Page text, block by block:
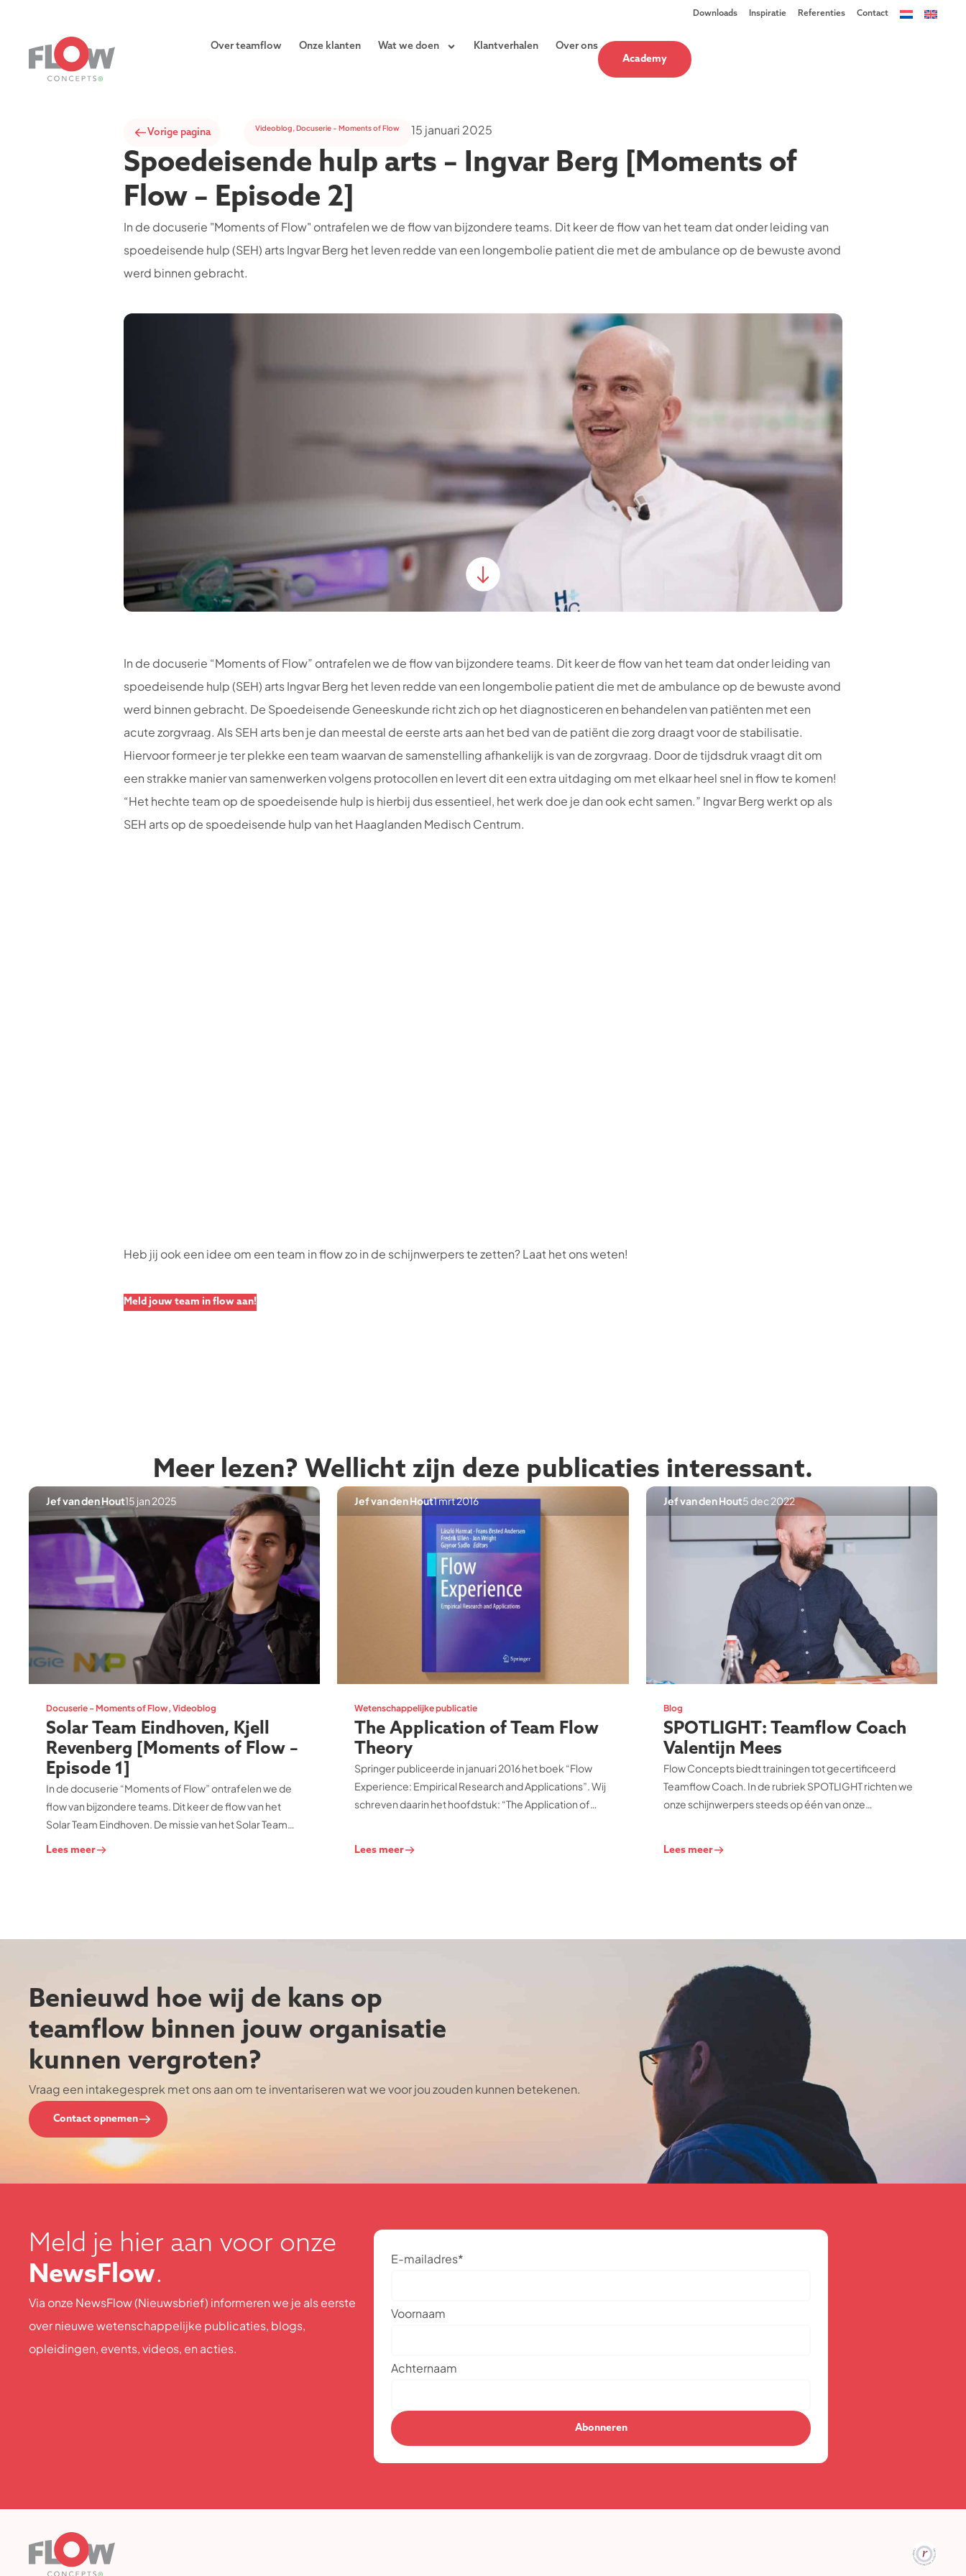
Downloads Inspiratie Referenties Contact
Over teamflow Onze klanten Wat we doen Klantverhalen
Over ons
Academy
Vorige pagina Videoblog, Docuserie - Moments of Flow 15 januari 2025
Spoedeisende hulp arts – Ingvar Berg [Moments of
Flow – Episode 2]
In de docuserie "Moments of Flow" ontrafelen we de flow van bijzondere teams. Dit keer de flow van het team dat onder leiding van
spoedeisende hulp (SEH) arts Ingvar Berg het leven redde van een longembolie patient die met de ambulance op de bewuste avond
werd binnen gebracht.
In de docuserie “Moments of Flow” ontrafelen we de flow van bijzondere teams. Dit keer de flow van het team dat onder leiding van
spoedeisende hulp (SEH) arts Ingvar Berg het leven redde van een longembolie patient die met de ambulance op de bewuste avond
werd binnen gebracht. De Spoedeisende Geneeskunde richt zich op het diagnosticeren en behandelen van patiënten met een
acute zorgvraag. Als SEH arts ben je dan meestal de eerste arts aan het bed van de patiënt die zorg draagt voor de stabilisatie.
Hiervoor formeer je ter plekke een team waarvan de samenstelling afhankelijk is van de zorgvraag. Door de tijdsdruk vraagt dit om
een strakke manier van samenwerken volgens protocollen en levert dit een extra uitdaging om met elkaar heel snel in flow te komen!
“Het hechte team op de spoedeisende hulp is hierbij dus essentieel, het werk doe je dan ook echt samen.” Ingvar Berg werkt op als
SEH arts op de spoedeisende hulp van het Haaglanden Medisch Centrum.
Heb jij ook een idee om een team in flow zo in de schijnwerpers te zetten? Laat het ons weten!
Meld jouw team in flow aan!
Meer lezen? Wellicht zijn deze publicaties interessant.
Jef van den Hout15 jan 2025
Docuserie - Moments of Flow, Videoblog
Solar Team Eindhoven, Kjell
Revenberg [Moments of Flow –
Episode 1]
In de docuserie “Moments of Flow” ontrafelen we de
flow van bijzondere teams. Dit keer de flow van het
Solar Team Eindhoven. De missie van het Solar Team
Lees meer
Jef van den Hout1 mrt 2016
Wetenschappelijke publicatie
The Application of Team Flow
Theory
Springer publiceerde in januari 2016 het boek “Flow
Experience: Empirical Research and Applications”. Wij
schreven daarin het hoofdstuk: “The Application of
Lees meer
Jef van den Hout5 dec 2022
Blog
SPOTLIGHT: Teamflow Coach
Valentijn Mees
Flow Concepts biedt trainingen tot gecertificeerd
Teamflow Coach. In de rubriek SPOTLIGHT richten we
onze schijnwerpers steeds op één van onze
voor flow en teamflow ook in het eigen leven met veel
Lees meer
Benieuwd hoe wij de kans op
teamflow binnen jouw organisatie
kunnen vergroten?
Vraag een intakegesprek met ons aan om te inventariseren wat we voor jou zouden kunnen betekenen.
Contact opnemen
Meld je hier aan voor onze
NewsFlow.
Via onze NewsFlow (Nieuwsbrief) informeren we je als eerste
over nieuwe wetenschappelijke publicaties, blogs,
opleidingen, events, videos, en acties.
E-mailadres*
Voornaam
Achternaam
Abonneren